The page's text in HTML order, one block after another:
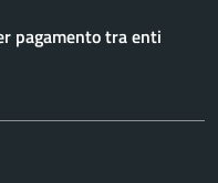
pagamento tra enti